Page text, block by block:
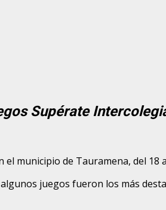
Supérate
municipio de Tauramena, del 18
juegos fueron los más